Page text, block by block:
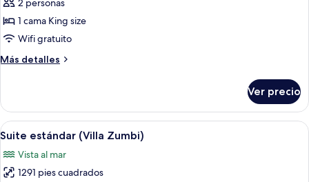
de
Suite
Deluxe
Zumbi)
1 cama King size
Wifi gratuito
Más detalles
Más
Deluxe
(Villa
Zumbi)
Ver precio
Abrir
todas
las
fotos
Un dormitorio con una cama
14
Suite estándar (Villa Zumbi)
Vista al mar
1291 pies cuadrados